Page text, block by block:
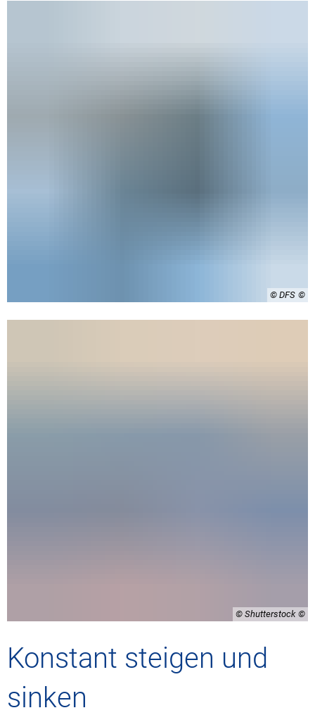
© DFS
© Shutterstock
Konstant steigen und
sinken